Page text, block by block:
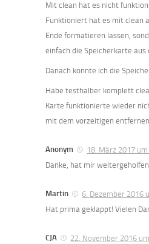
Mit clean hat es nicht
Funktioniert hat es mit clean
Ende formatieren lassen,
einfach die Speicherkarte aus
Danach konnte ich die
Habe testhalber komplett
Karte funktionierte wieder
mit dem vorzeitigen
Anonym
18. März 2017
Danke, hat mir weitergeholfen
Martin
6. Dezember 2016
Hat prima geklappt! Vielen
CJA
22. November 2016